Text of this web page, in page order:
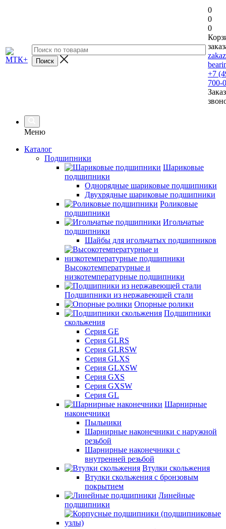
0
0
0
+7
700-
Меню
Каталог
Подшипники
Шариковые
подшипники
Однорядные шариковые подшипники
Двухрядные шариковые подшипники
Роликовые
подшипники
Игольчатые
подшипники
Шайбы для игольчатых подшипников
Высокотемпературные и
низкотемпературные подшипники
Подшипники из нержавеющей стали
Опорные ролики
Подшипники
скольжения
Серия GE
Серия GLRS
Серия GLRSW
Серия GLXS
Серия GLXSW
Серия GXS
Серия GXSW
Серия GL
Шарнирные
наконечники
Пыльники
Шарнирные наконечники с наружной
резьбой
Шарнирные наконечники с
внутренней резьбой
Втулки скольжения
Втулки скольжения с бронзовым
покрытием
Линейные
подшипники